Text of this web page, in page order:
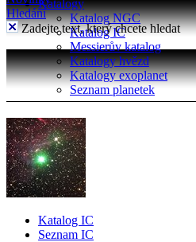
Katalogy
Katalog NGC
Katalog IC
Messierův katalog
Katalogy hvězd
Katalogy exoplanet
Seznam planetek
Hledání
Zadejte text, který chcete hledat
Katalog IC
Seznam IC